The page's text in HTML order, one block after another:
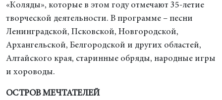
«Коляды», которые в этом году отмечают 35-летие
творческой деятельности. В программе – песни
Ленинградской, Псковской, Новгородской,
Архангельской, Белгородской и других областей,
Алтайского края, старинные обряды, народные игры
и хороводы.
ОСТРОВ МЕЧТАТЕЛЕЙ